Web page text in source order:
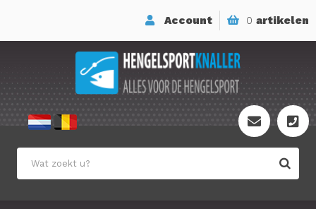
0 artikelen
Account